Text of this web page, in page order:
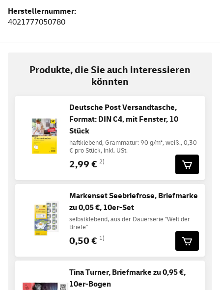
Herstellernummer:
4021777050780
Produkte, die Sie auch interessieren
könnten
Deutsche Post Versandtasche,
Format: DIN C4, mit Fenster, 10
Stück
haftklebend, Grammatur: 90 g/m², weiß., 0,30
€ pro Stück, inkl. USt.
2,99 € 2)
Markenset Seebriefrose, Briefmarke
zu 0,05 €, 10er-Set
selbstklebend, aus der Dauerserie "Welt der
Briefe"
0,50 € 1)
Tina Turner, Briefmarke zu 0,95 €,
10er-Bogen